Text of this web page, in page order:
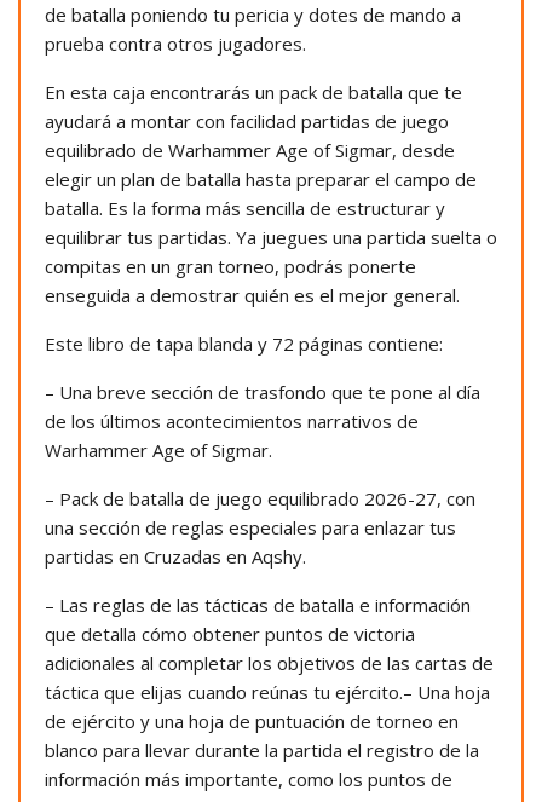
de batalla poniendo tu pericia y dotes de mando a
prueba contra otros jugadores.
En esta caja encontrarás un pack de batalla que te
ayudará a montar con facilidad partidas de juego
equilibrado de Warhammer Age of Sigmar, desde
elegir un plan de batalla hasta preparar el campo de
batalla. Es la forma más sencilla de estructurar y
equilibrar tus partidas. Ya juegues una partida suelta o
compitas en un gran torneo, podrás ponerte
enseguida a demostrar quién es el mejor general.
Este libro de tapa blanda y 72 páginas contiene:
– Una breve sección de trasfondo que te pone al día
de los últimos acontecimientos narrativos de
Warhammer Age of Sigmar.
– Pack de batalla de juego equilibrado 2026-27, con
una sección de reglas especiales para enlazar tus
partidas en Cruzadas en Aqshy.
– Las reglas de las tácticas de batalla e información
que detalla cómo obtener puntos de victoria
adicionales al completar los objetivos de las cartas de
táctica que elijas cuando reúnas tu ejército.– Una hoja
de ejército y una hoja de puntuación de torneo en
blanco para llevar durante la partida el registro de la
información más importante, como los puntos de